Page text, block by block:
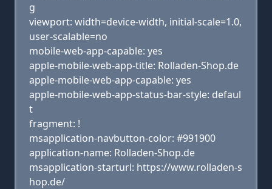
g
viewport: width=device-width, initial-scale=1.0,
user-scalable=no
mobile-web-app-capable: yes
apple-mobile-web-app-title: Rolladen-Shop.de
apple-mobile-web-app-capable: yes
apple-mobile-web-app-status-bar-style: defaul
t
fragment: !
msapplication-navbutton-color: #991900
application-name: Rolladen-Shop.de
msapplication-starturl: https://www.rolladen-s
hop.de/